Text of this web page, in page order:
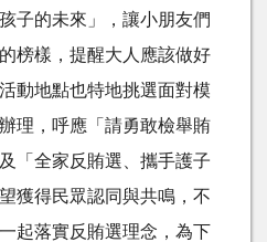
子的未來」，讓小朋友們
榜樣，提醒大人應該做好
動地點也特地挑選面對模
理，呼應「請勇敢檢舉賄
「全家反賄選、攜手護子
獲得民眾認同與共鳴，不
起落實反賄選理念，為下